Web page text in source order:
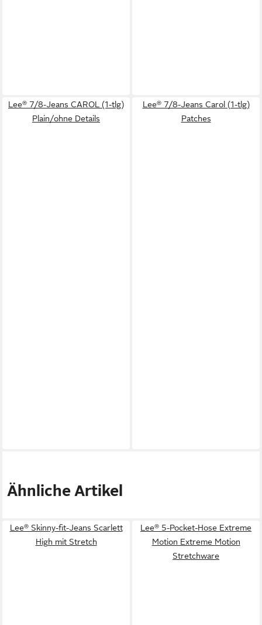
Lee® 7/8-Jeans CAROL (1-tlg)
Plain/ohne Details
Lee® 7/8-Jeans Carol (1-tlg)
Patches
Ähnliche Artikel
Lee® Skinny-fit-Jeans Scarlett
High mit Stretch
Lee® 5-Pocket-Hose Extreme
Motion Extreme Motion
Stretchware